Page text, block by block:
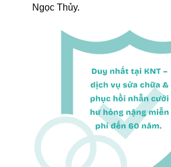
Ngọc Thủy.